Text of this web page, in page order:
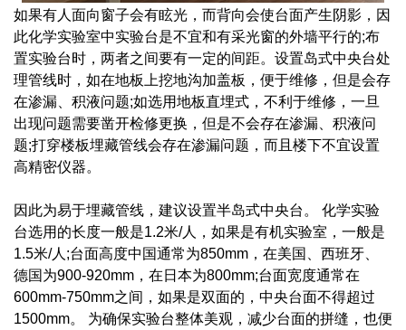
如果有人面向窗子会有眩光，而背向会使台面产生阴影，因
此化学实验室中实验台是不宜和有采光窗的外墙平行的;布
置实验台时，两者之间要有一定的间距。设置岛式中央台处
理管线时，如在地板上挖地沟加盖板，便于维修，但是会存
在渗漏、积液问题;如选用地板直埋式，不利于维修，一旦
出现问题需要凿开检修更换，但是不会存在渗漏、积液问
题;打穿楼板埋藏管线会存在渗漏问题，而且楼下不宜设置
高精密仪器。
因此为易于埋藏管线，建议设置半岛式中央台。 化学实验
台选用的长度一般是1.2米/人，如果是有机实验室，一般是
1.5米/人;台面高度中国通常为850mm，在美国、西班牙、
德国为900-920mm，在日本为800mm;台面宽度通常在
600mm-750mm之间，如果是双面的，中央台面不得超过
1500mm。 为确保实验台整体美观，减少台面的拼缝，也便